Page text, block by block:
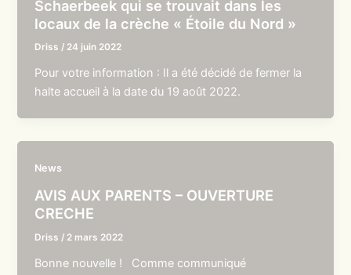
Schaerbeek qui se trouvait dans les
locaux de la crèche « Étoile du Nord »
Driss / 24 juin 2022
Pour votre information : Il a été décidé de fermer la
halte accueil à la date du 19 août 2022.
News
AVIS AUX PARENTS – OUVERTURE
CRECHE
Driss / 2 mars 2022
Bonne nouvelle ! Comme communiqué